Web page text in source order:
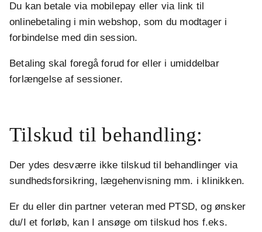
Du kan betale via mobilepay eller via link til
onlinebetaling i min webshop, som du modtager i
forbindelse med din session.
Betaling skal foregå forud for eller i umiddelbar
forlængelse af sessioner.
Tilskud til behandling:
Der ydes desværre ikke tilskud til behandlinger via
sundhedsforsikring, lægehenvisning mm. i klinikken.
Er du eller din partner veteran med PTSD, og ønsker
du/I et forløb, kan I ansøge om tilskud hos f.eks.